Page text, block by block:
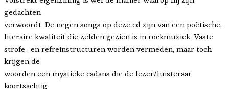
gedachten
verwoordt. De negen songs op deze cd zijn van een poëtische,
literaire kwaliteit die zelden gezien is in rockmuziek. Vaste
strofe- en refreinstructuren worden vermeden, maar toch
krijgen de
woorden een mystieke cadans die de lezer/luisteraar
koortsachtig